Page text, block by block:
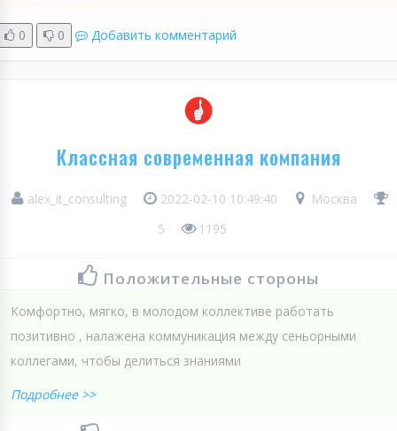
0 0 Добавить комментарий
Классная современная компания
alex_it_consulting 2022-02-10 10:49:40
Москва
5
1195
Положительные стороны
Комфортно, мягко, в молодом коллективе работать
позитивно , налажена коммуникация между сеньорными
коллегами, чтобы делиться знаниями
Подробнее >>